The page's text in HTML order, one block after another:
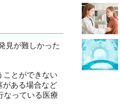
見が難しかった
ことができない
がある場合など
なっている医療